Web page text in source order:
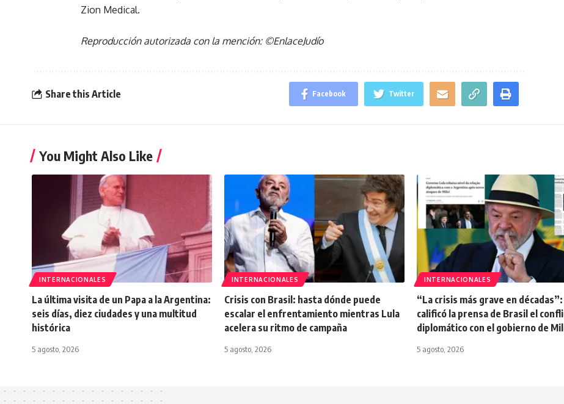
Zion Medical.
Reproducción autorizada con la mención: ©EnlaceJudío
Share this Article Facebook Twitter
You Might Also Like
INTERNACIONALES
La última visita de un Papa a la Argentina:
seis días, diez ciudades y una multitud
histórica
5 agosto, 2026
INTERNACIONALES
Crisis con Brasil: hasta dónde puede
escalar el enfrentamiento mientras Lula
acelera su ritmo de campaña
5 agosto, 2026
INTERNACIONALES
“La crisis más grave en
calificó la prensa de Brasil el
diplomático con el gobierno de
5 agosto, 2026